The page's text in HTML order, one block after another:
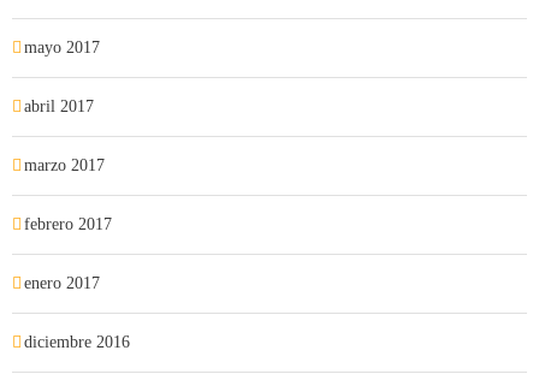
mayo 2017
abril 2017
marzo 2017
febrero 2017
enero 2017
diciembre 2016